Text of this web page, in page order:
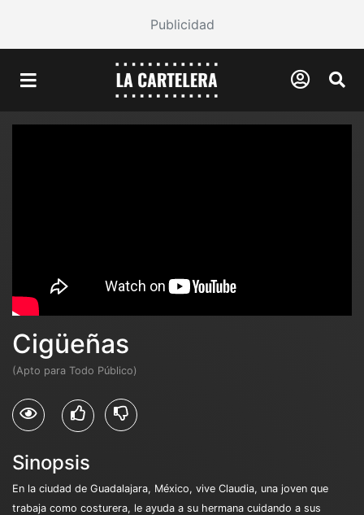
Publicidad
Cigüeñas
(Apto para Todo Público)
Sinopsis
En la ciudad de Guadalajara, México, vive Claudia, una joven que
trabaja como costurera, le ayuda a su hermana cuidando a sus